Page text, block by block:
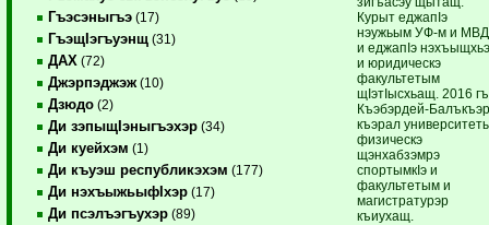
Гъэсэныгъэ (17)
ГъэщIэгъуэнщ (31)
ДАХ (72)
Джэрпэджэж (10)
Дзюдо (2)
Ди зэпыщIэныгъэхэр (34)
Ди куейхэм (1)
Ди къуэш республикэхэм (177)
Ди нэхъыжьыфIхэр (17)
Ди псэлъэгъухэр (89)
Курыт еджапIэ
нэужьым УФ-м и
и еджапIэ
и юридическэ
факультетым
щIэтIысхьащ. 2016
Къэбэрдей-
къэрал
физическэ
щэнхабзэмрэ
спортымкIэ и
факультетым и
магистратурэр
къиухащ.